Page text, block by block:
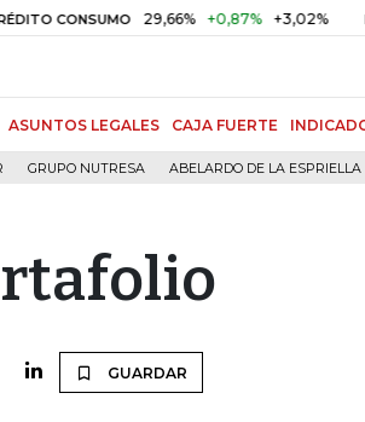
CONSUMO 29,66% +0,87% +3,02% DTF
ASUNTOS LEGALES CAJA FUERTE
GRUPO NUTRESA ABELARDO DE LA ESPRIELLA
GUARDAR